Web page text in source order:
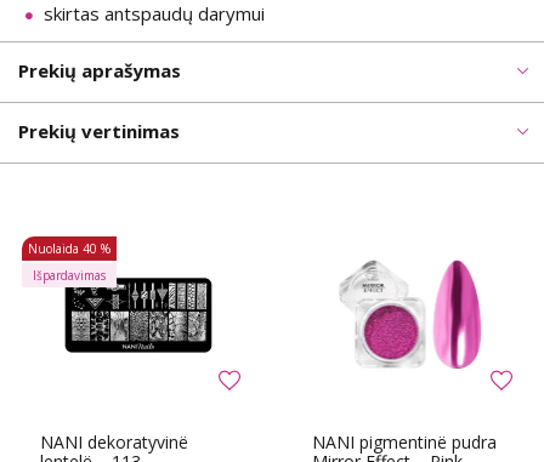
skirtas antspaudų darymui
Prekių aprašymas
Prekių vertinimas
NANI dekoratyvinë
Nuolaida 40 %
Išpardavimas
NANI pigmentinë pudra